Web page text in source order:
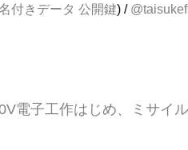
付きデータ 公開鍵) / @taisukef
電子工作はじめ、ミサイ